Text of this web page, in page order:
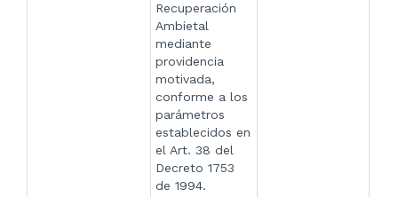
Recuperación
Ambietal
mediante
providencia
motivada,
conforme a los
parámetros
establecidos en
el Art. 38 del
Decreto 1753
de 1994.